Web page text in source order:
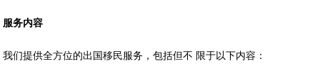
服务内容
我们提供全方位的出国移民服务，包括但不 限于以下内容：